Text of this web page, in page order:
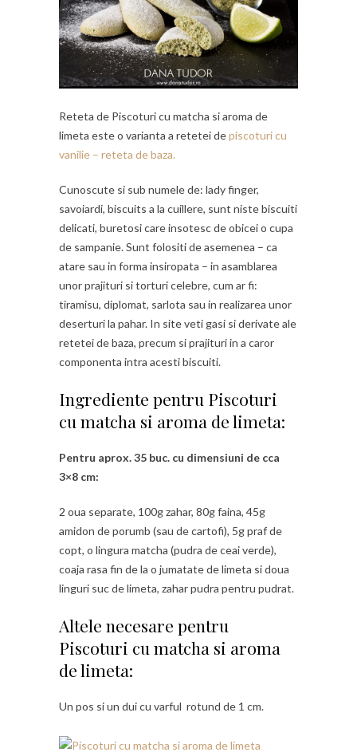
Reteta de Piscoturi cu matcha si aroma de
limeta este o varianta a retetei depiscoturi cu
vanilie – reteta de baza.
Cunoscute si sub numele de: lady finger,
savoiardi, biscuits a la cuillere, sunt niste biscuiti
delicati, buretosi care insotesc de obicei o cupa
de sampanie. Sunt folositi de asemenea – ca
atare sau in forma insiropata – in asamblarea
unor prajituri si torturi celebre, cum ar fi:
tiramisu, diplomat, sarlota sau in realizarea unor
deserturi la pahar. In site veti gasi si derivate ale
retetei de baza, precum si prajituri in a caror
componenta intra acesti biscuiti.
Ingrediente pentru Piscoturi
cu matcha si aroma de limeta:
Pentru aprox. 35 buc. cu dimensiuni de cca
3×8 cm:
2 oua separate, 100g zahar, 80g faina, 45g
amidon de porumb (sau de cartofi), 5g praf de
copt, o lingura matcha (pudra de ceai verde),
coaja rasa fin de la o jumatate de limeta si doua
linguri suc de limeta, zahar pudra pentru pudrat.
Altele necesare pentru
Piscoturi cu matcha si aroma
de limeta:
Un pos si un dui cu varful rotund de 1 cm.